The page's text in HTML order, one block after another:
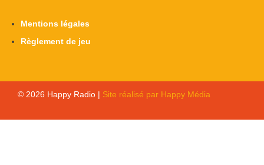
Mentions légales
Règlement de jeu
© 2026 Happy Radio | Site réalisé par Happy Média